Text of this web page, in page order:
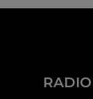
RADIO